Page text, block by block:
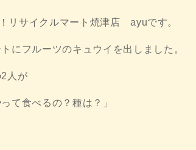
リサイクルマート焼津店 ayuです。
にフルーツのキュウイを出しました。
人が
て食べるの？種は？」